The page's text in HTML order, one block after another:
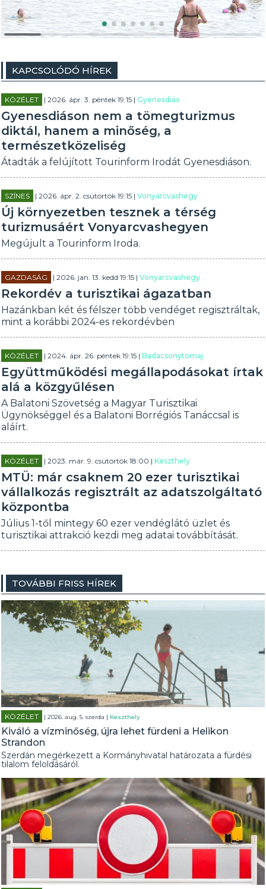
KAPCSOLÓDÓ HÍREK
KÖZÉLET | 2026. ápr. 3. péntek 19:15 |Gyenesdiás
Gyenesdiáson nem a tömegturizmus
diktál, hanem a minőség, a
természetközeliség
Átadták a felújított Tourinform Irodát Gyenesdiáson.
SZÍNES | 2026. ápr. 2. csütörtök 19:15 |Vonyarcvashegy
Új környezetben tesznek a térség
turizmusáért Vonyarcvashegyen
Megújult a Tourinform Iroda.
GAZDASÁG | 2026. jan. 13. kedd 19:15 |Vonyarcvashegy
Rekordév a turisztikai ágazatban
Hazánkban két és félszer több vendéget regisztráltak,
mint a korábbi 2024-es rekordévben
KÖZÉLET | 2024. ápr. 26. péntek 19:15 |Badacsonytomaj
Együttműködési megállapodásokat írtak
alá a közgyűlésen
A Balatoni Szövetség a Magyar Turisztikai
Ügynökséggel és a Balatoni Borrégiós Tanáccsal is
aláírt.
KÖZÉLET | 2023. már. 9. csütörtök 18:00 |Keszthely
MTÜ: már csaknem 20 ezer turisztikai
vállalkozás regisztrált az adatszolgáltató
központba
Július 1-től mintegy 60 ezer vendéglátó üzlet és
turisztikai attrakció kezdi meg adatai továbbítását.
TOVÁBBI FRISS HÍREK
KÖZÉLET | 2026. aug. 5. szerda | Keszthely
Kiváló a vízminőség, újra lehet fürdeni a Helikon
Strandon
Szerdán megérkezett a Kormányhivatal határozata a fürdési
tilalom feloldásáról.